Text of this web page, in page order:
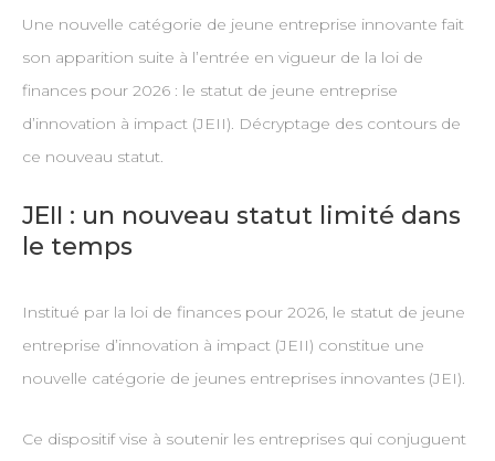
Une nouvelle catégorie de jeune entreprise innovante fait
son apparition suite à l’entrée en vigueur de la loi de
finances pour 2026 : le statut de jeune entreprise
d’innovation à impact (JEII). Décryptage des contours de
ce nouveau statut.
JEII : un nouveau statut limité dans
le temps
Institué par la loi de finances pour 2026, le statut de jeune
entreprise d’innovation à impact (JEII) constitue une
nouvelle catégorie de jeunes entreprises innovantes (JEI).
Ce dispositif vise à soutenir les entreprises qui conjuguent